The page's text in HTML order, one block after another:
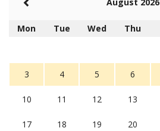
Mon Tue Wed Thu
3 4 5 6
10 11 12 13
17 18 19 20